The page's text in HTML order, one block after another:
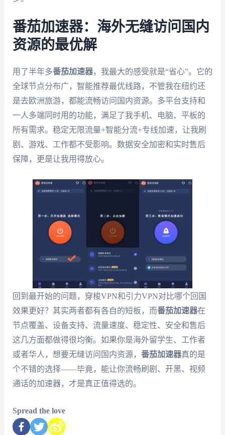
番茄加速器：海外无缝访问国内
资源的最优解
用了半年多番茄加速器，我最大的感受就是“省心”。它的
全球节点分布广，智能推荐最优线路，不管我在纽约还
是去欧洲旅游，都能流畅访问国内资源。多平台支持和
一人多端同时用的功能，满足了我手机、电脑、平板的
所有需求。稳定无限流量+智能分流+专线加速，让我刷
剧、游戏、工作都不受影响。数据安全加密和实时售后
保障，更是让我用得放心。
回到最开始的问题，穿梭VPN和引力VPN对比哪个回国
效果更好？其实两者都有各自的短板，而番茄加速器在
节点覆盖、设备支持、流量速度、稳定性、安全和售后
这几方面都做得很均衡。如果你是海外留学生、工作者
或者华人，想要无缝访问国内资源， 番茄加速器真的是
个不错的选择——毕竟，能让你流畅刷剧、开黑、视频
通话的加速器，才是真正值得选的。
Spread the love